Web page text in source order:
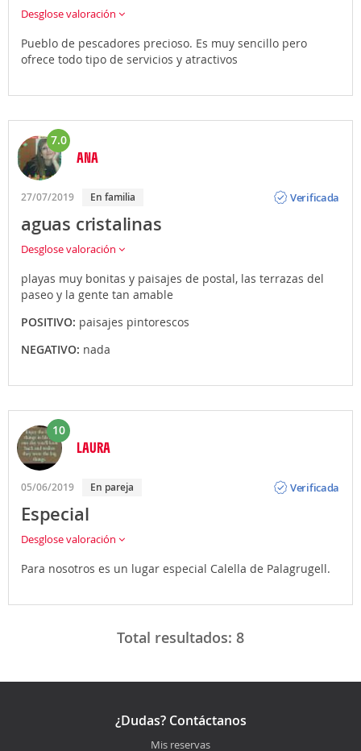
Desglose valoración
Pueblo de pescadores precioso. Es muy sencillo pero
ofrece todo tipo de servicios y atractivos
7.0
ANA
27/07/2019 En familia
Verificada
aguas cristalinas
Desglose valoración
playas muy bonitas y paisajes de postal, las terrazas del
paseo y la gente tan amable
POSITIVO: paisajes pintorescos
NEGATIVO: nada
10
LAURA
05/06/2019 En pareja
Verificada
Especial
Desglose valoración
Para nosotros es un lugar especial Calella de Palagrugell.
Total resultados: 8
¿Dudas? Contáctanos
Mis reservas